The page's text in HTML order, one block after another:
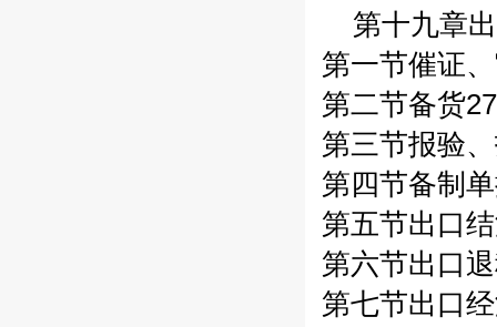
第十九章
第一节催证
第二节备货
第三节报验
第四节备制
第五节出口
第六节出口
第七节出口